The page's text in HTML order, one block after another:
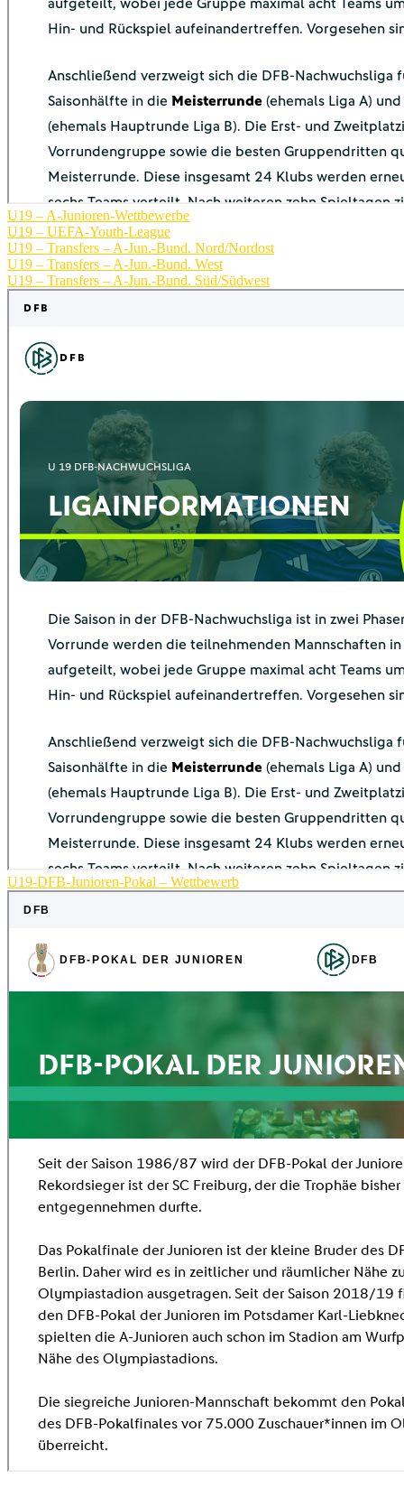
U19 – A-Junioren-Wettbewerbe
U19 – UEFA-Youth-League
U19 – Transfers – A-Jun.-Bund. Nord/Nordost
U19 – Transfers – A-Jun.-Bund. West
U19 – Transfers – A-Jun.-Bund. Süd/Südwest
U19-DFB-Junioren-Pokal – Wettbewerb